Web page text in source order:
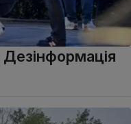
Дезінформація